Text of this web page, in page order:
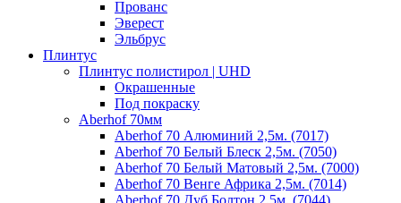
Прованс
Эверест
Эльбрус
Плинтус
Плинтус полистирол | UHD
Окрашенные
Под покраску
Aberhof 70мм
Aberhof 70 Алюминий 2,5м. (7017)
Aberhof 70 Белый Блеск 2,5м. (7050)
Aberhof 70 Белый Матовый 2,5м. (7000)
Aberhof 70 Венге Африка 2,5м. (7014)
Aberhof 70 Дуб Болтон 2,5м. (7044)